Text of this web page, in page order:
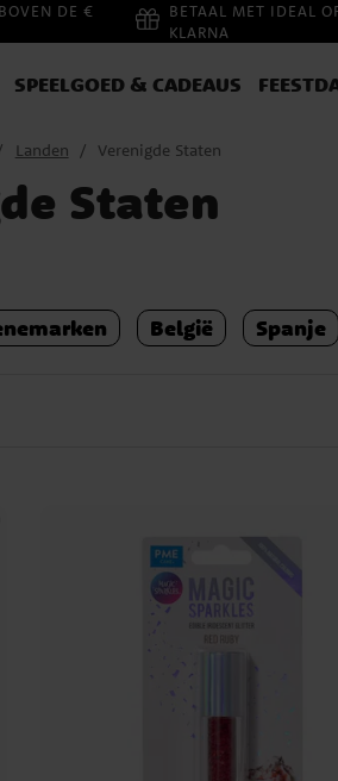
DE €
BETAAL MET IDEAL
KLARNA
SPEELGOED & CADEAUS
Landen Verenigde Staten
Staten
België Spanje